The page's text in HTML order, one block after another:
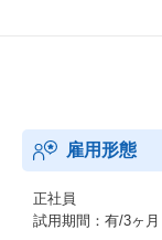
雇用形態
正社員
試用期間：有/3ヶ月